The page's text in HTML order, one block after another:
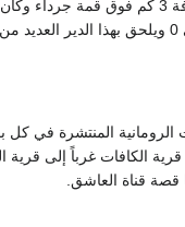
5- مزار الخضر: ( المار جورجيوس) يقع
وتحول اسمه من دير المار جورجيوس إلى
الرومانية المنتشرة
قرية الكافات غرباً إلى